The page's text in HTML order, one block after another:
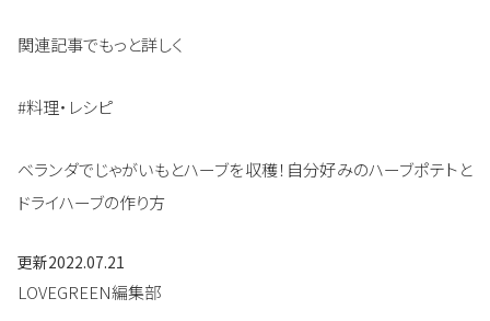
関連記事でもっと詳しく
#料理・レシピ
ベランダでじゃがいもとハーブを収穫！自分好みのハーブポテトと
ドライハーブの作り方
更新2022.07.21
LOVEGREEN編集部